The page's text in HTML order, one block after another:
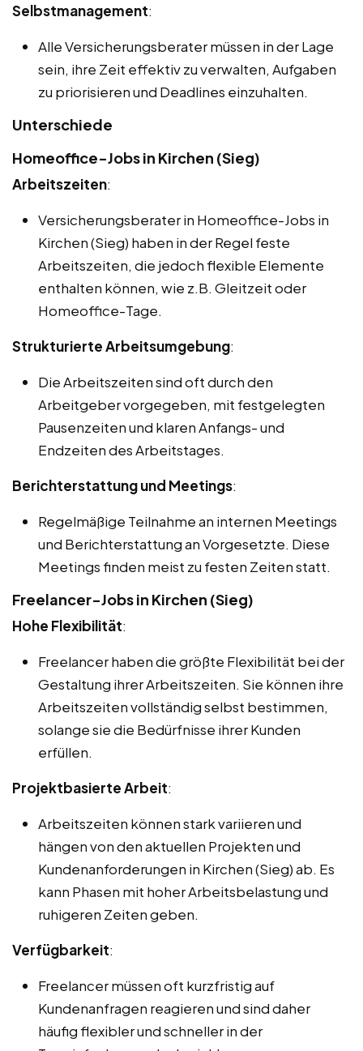
Selbstmanagement:
Alle Versicherungsberater müssen in der Lage
sein, ihre Zeit effektiv zu verwalten, Aufgaben
zu priorisieren und Deadlines einzuhalten.
Unterschiede
Homeoffice-Jobs in Kirchen (Sieg)
Arbeitszeiten:
Versicherungsberater in Homeoffice-Jobs in
Kirchen (Sieg) haben in der Regel feste
Arbeitszeiten, die jedoch flexible Elemente
enthalten können, wie z.B. Gleitzeit oder
Homeoffice-Tage.
Strukturierte Arbeitsumgebung:
Die Arbeitszeiten sind oft durch den
Arbeitgeber vorgegeben, mit festgelegten
Pausenzeiten und klaren Anfangs- und
Endzeiten des Arbeitstages.
Berichterstattung und Meetings:
Regelmäßige Teilnahme an internen Meetings
und Berichterstattung an Vorgesetzte. Diese
Meetings finden meist zu festen Zeiten statt.
Freelancer-Jobs in Kirchen (Sieg)
Hohe Flexibilität:
Freelancer haben die größte Flexibilität bei der
Gestaltung ihrer Arbeitszeiten. Sie können ihre
Arbeitszeiten vollständig selbst bestimmen,
solange sie die Bedürfnisse ihrer Kunden
erfüllen.
Projektbasierte Arbeit:
Arbeitszeiten können stark variieren und
hängen von den aktuellen Projekten und
Kundenanforderungen in Kirchen (Sieg) ab. Es
kann Phasen mit hoher Arbeitsbelastung und
ruhigeren Zeiten geben.
Verfügbarkeit:
Freelancer müssen oft kurzfristig auf
Kundenanfragen reagieren und sind daher
häufig flexibler und schneller in der